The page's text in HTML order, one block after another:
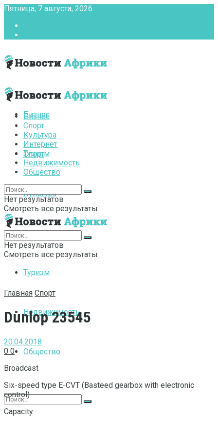
Пятница, 7 августа, 2026
Бизнес
Спорт
Культура
Интернет
Туризм
Недвижимость
Общество
Бизнес
Спорт
Культура
Интернет
Туризм
Недвижимость
Общество
Нет результатов
Смотреть все результаты
Нет результатов
Смотреть все результаты
Главная Спорт
Dunlop 23545
20.04.2018
0 0
Broadcast
Six-speed type E-CVT (Basteed gearbox with electronic
control)
Capacity